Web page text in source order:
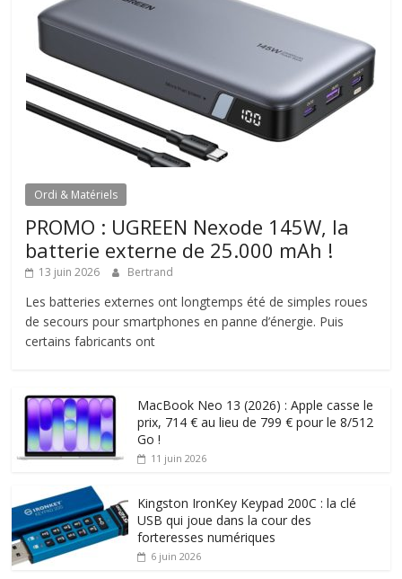
Ordi & Matériels
PROMO : UGREEN Nexode 145W, la
batterie externe de 25.000 mAh !
13 juin 2026 Bertrand
Les batteries externes ont longtemps été de simples roues
de secours pour smartphones en panne d’énergie. Puis
certains fabricants ont
MacBook Neo 13 (2026) : Apple casse le
prix, 714 € au lieu de 799 € pour le 8/512
Go !
11 juin 2026
Kingston IronKey Keypad 200C : la clé
USB qui joue dans la cour des
forteresses numériques
6 juin 2026